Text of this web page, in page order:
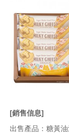
[銷售信息]
出售產品：糖黃